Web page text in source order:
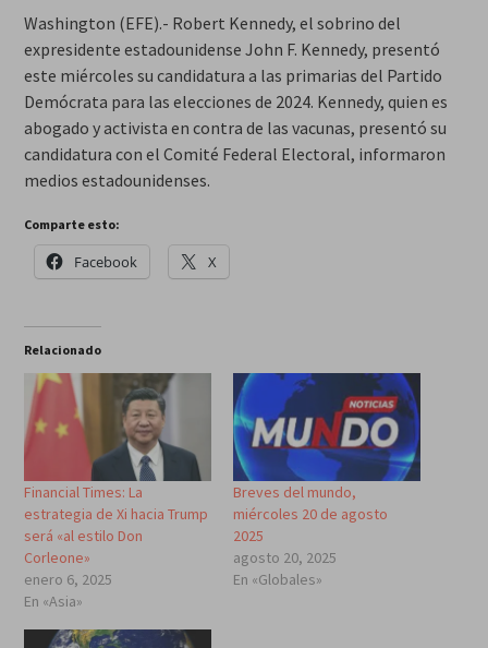
Washington (EFE).- Robert Kennedy, el sobrino del
expresidente estadounidense John F. Kennedy, presentó
este miércoles su candidatura a las primarias del Partido
Demócrata para las elecciones de 2024. Kennedy, quien es
abogado y activista en contra de las vacunas, presentó su
candidatura con el Comité Federal Electoral, informaron
medios estadounidenses.
Comparte esto:
Facebook X
Relacionado
Financial Times: La
estrategia de Xi hacia Trump
será «al estilo Don
Corleone»
enero 6, 2025
En «Asia»
Breves del mundo,
miércoles 20 de agosto
2025
agosto 20, 2025
En «Globales»